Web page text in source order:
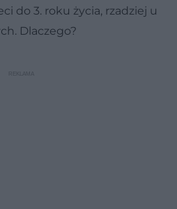
do 3. roku życia, rzadziej u
Dlaczego?